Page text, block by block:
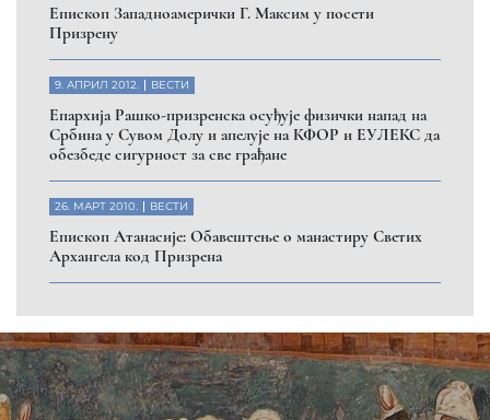
Eпископ Западноамерички Г. Максим у посети
Призрену
9. АПРИЛ 2012. ВЕСТИ
Eпархија Рашко-призренска осуђује физички напад на
Србина у Сувом Долу и апелује на КФОР и ЕУЛЕКС да
обезбеде сигурност за све грађане
26. МАРТ 2010. ВЕСТИ
Eпископ Атанасије: Обавештење о манастиру Светих
Архангела код Призрена